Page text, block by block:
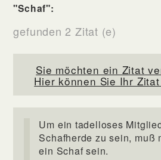
"Schaf":
gefunden 2 Zitat (e)
Sie möchten ein Zitat
Hier können Sie Ihr
Um ein tadelloses
Schafherde zu sein, muß
ein Schaf sein.